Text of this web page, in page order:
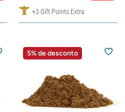
+3 Gift Points Extra
5% de desconto